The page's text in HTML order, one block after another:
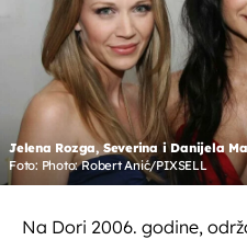
Jelena Rozga, Severina i Danijela
Foto: Photo: Robert Anić/PIXSELL
Na Dori 2006. godine,